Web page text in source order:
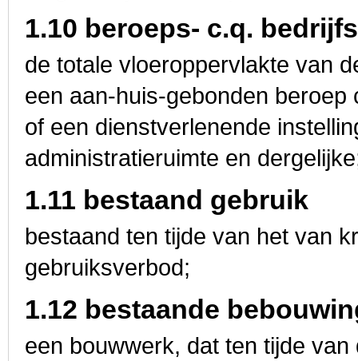
1.10 beroeps- c.q.
de totale vloeroppervlakte van
een aan-huis-gebonden
of een dienstverlenende
administratieruimte en
1.11 bestaand gebruik
bestaand ten tijde van het van
gebruiksverbod;
1.12 bestaande
een bouwwerk, dat ten tijde